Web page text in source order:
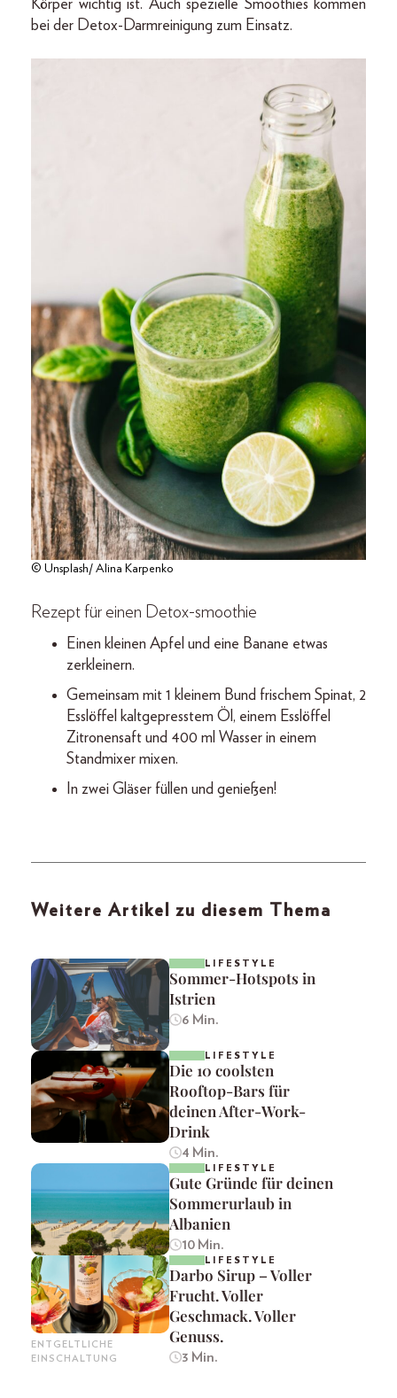
Körper wichtig ist. Auch spezielle Smoothies kommen
bei der Detox-Darmreinigung zum Einsatz.
© Unsplash/ Alina Karpenko
Rezept für einen Detox-smoothie
Einen kleinen Apfel und eine Banane etwas
zerkleinern.
Gemeinsam mit 1 kleinem Bund frischem Spinat, 2
Esslöffel kaltgepresstem Öl, einem Esslöffel
Zitronensaft und 400 ml Wasser in einem
Standmixer mixen.
In zwei Gläser füllen und genießen!
Weitere Artikel zu diesem Thema
LIFESTYLE
Sommer-Hotspots in
Istrien
6 Min.
LIFESTYLE
Die 10 coolsten
Rooftop-Bars für
deinen After-Work-
Drink
4 Min.
LIFESTYLE
Gute Gründe für deinen
Sommerurlaub in
Albanien
10 Min.
ENTGELTLICHE
EINSCHALTUNG
LIFESTYLE
Darbo Sirup – Voller
Frucht. Voller
Geschmack. Voller
Genuss.
3 Min.